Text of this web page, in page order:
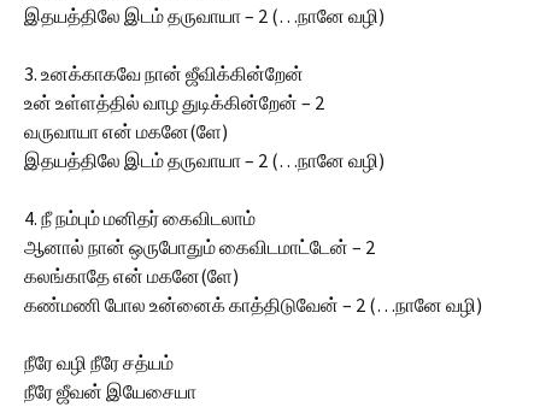
இதயத்திலே இடம் தருவாயா – 2 (…நானே வழி)
3. உனக்காகவே நான் ஜீவிக்கின்றேன்
உன் உள்ளத்தில் வாழ துடிக்கின்றேன் – 2
வருவாயா என் மகனே(ளே)
இதயத்திலே இடம் தருவாயா – 2 (…நானே வழி)
4. நீ நம்பும் மனிதர் கைவிடலாம்
ஆனால் நான் ஒருபோதும் கைவிடமாட்டேன் – 2
கலங்காதே என் மகனே(ளே)
கண்மணி போல உன்னைக் காத்திடுவேன் – 2 (…நானே வழி)
நீரே வழி நீரே சத்யம்
நீரே ஜீவன் இயேசையா